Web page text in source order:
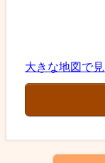
大きな地図で